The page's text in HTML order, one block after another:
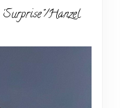
Hanzel